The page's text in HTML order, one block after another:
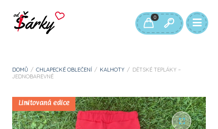
0
DOMŮ / CHLAPECKÉ OBLEČENÍ / KALHOTY / DĚTSKÉ TEPLÁKY –
JEDNOBAREVNÉ
Limitovaná edice